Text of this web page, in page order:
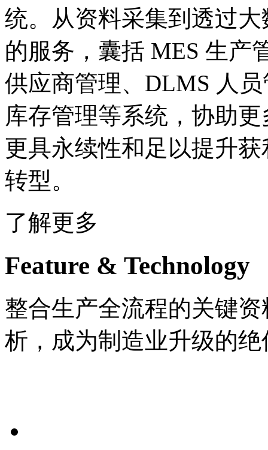
统。从资料采集到透过
的服务，囊括 MES 生产
供应商管理、DLMS 人
库存管理等系统，协助
更具永续性和足以提升
转型。
了解更多
Feature & Technology
整合生产全流程的关键
析，成为制造业升级的